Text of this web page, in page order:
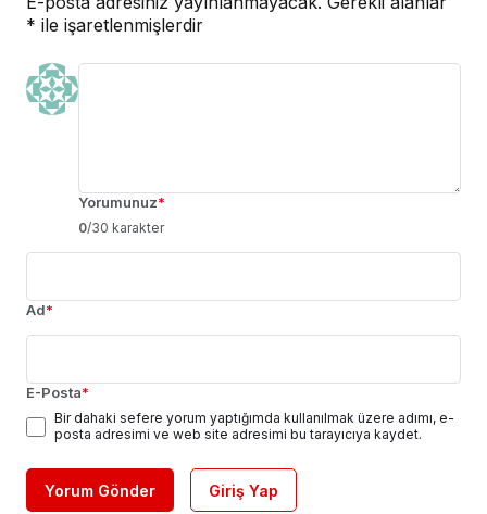
* ile işaretlenmişlerdir
Yorumunuz*
0/30 karakter
Ad*
E-Posta*
Bir dahaki sefere yorum yaptığımda kullanılmak üzere adımı, e-
posta adresimi ve web site adresimi bu tarayıcıya kaydet.
Yorum Gönder Giriş Yap